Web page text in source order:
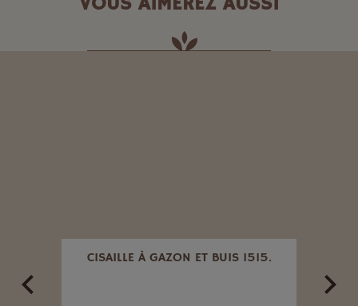
CISAILLE À GAZON ET BUIS 1515.